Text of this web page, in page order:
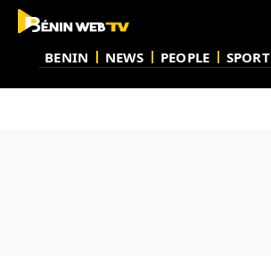
BENIN NEWS PEOPLE SPORT